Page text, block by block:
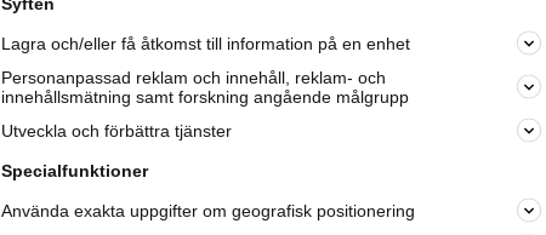
Varje vecka besöker du och 4 miljonerandra härliga
oss för att hitta rätt lokal information om företag,
Lagra och/eller få åtkomst till information på en enhet
Personanpassad reklam och innehåll, reklam- och
innehållsmätning samt forskning angående målgrupp
Utveckla och förbättra tjänster
Specialfunktioner
Använda exakta uppgifter om geografisk positionering